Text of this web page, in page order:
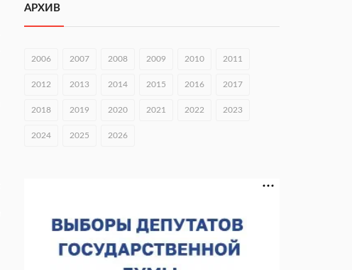
В Нижегородской области прошло заседание АТК и
07.08.2026 14:01
лесного пожарного
В Нижегородской области посещаемость
спортобъектов выросла на 28%
АРХИВ
2006 2007 2008 2009 2010 2011
2012 2013 2014 2015 2016 2017
2018 2019 2020 2021 2022 2023
2024 2025 2026